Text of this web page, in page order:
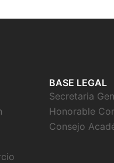
BASE LEGAL
Secretaria
Honorable
Consejo